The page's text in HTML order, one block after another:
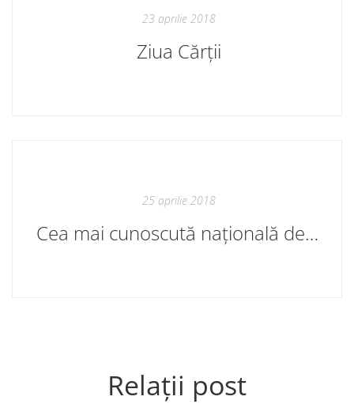
23 aprilie 2018
Ziua Cărții
25 aprilie 2018
Cea mai cunoscută națională de hockey subacvatic
Relații post